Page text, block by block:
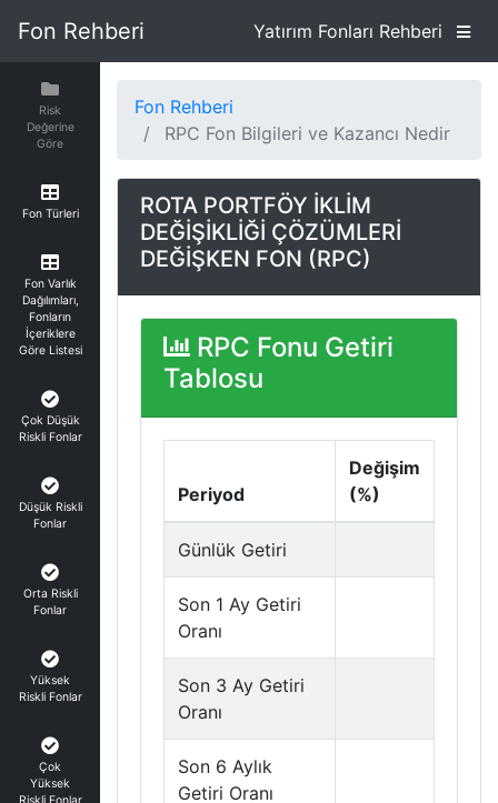
Fon Rehberi Yatırım Fonları Rehberi
Risk
Değerine
Göre
Fon Türleri
Fon Varlık
Dağılımları,
Fonların
İçeriklere
Göre Listesi
Çok Düşük
Riskli Fonlar
Düşük Riskli
Fonlar
Orta Riskli
Fonlar
Yüksek
Riskli Fonlar
Çok
Yüksek
Fon Rehberi
RPC Fon Bilgileri ve Kazancı Nedir
ROTA PORTFÖY İKLİM
DEĞİŞİKLİĞİ ÇÖZÜMLERİ
DEĞİŞKEN FON (RPC)
RPC Fonu Getiri
Tablosu
Periyod
Değişim
(%)
Günlük Getiri
Son 1 Ay Getiri
Oranı
Son 3 Ay Getiri
Oranı
Son 6 Aylık
Getiri Oranı